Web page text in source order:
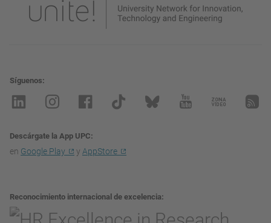
Síguenos
Descárgate la App UPC
en Google Play y AppStore
Reconocimiento internacional de excelencia